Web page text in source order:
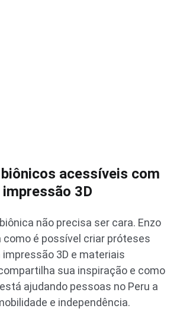
acessíveis com
impressão 3D
não precisa ser cara. Enzo
como é possível criar próteses
3D e materiais
sua inspiração e como
ajudando pessoas no Peru a
e independência.